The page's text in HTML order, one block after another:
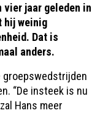
vier jaar geleden in
hij weinig
Dat is
anders.
groepswedstrijden
“De insteek is nu
Hans meer